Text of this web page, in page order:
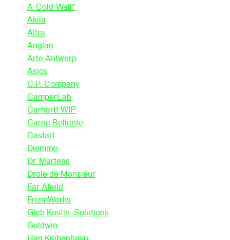
A-Cold-Wall*
Akila
Altra
Anglan
Arte Antwerp
Asics
C.P. Company
CamperLab
Carhartt WIP
Carne Bollente
Castart
Diemme
Dr. Martens
Drole de Monsieur
Far Afield
FrizmWorks
Gleb Kostin .Solutions
Goldwin